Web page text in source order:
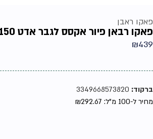
פאקו ראבן
פאקו רבאן פיור אקסס לגבר אדט 150מל
₪439
ברקוד:
מחיר ל-100 מ"ל:
₪292.67